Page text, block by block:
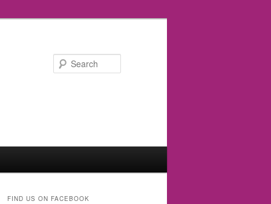
FIND US ON FACEBOOK